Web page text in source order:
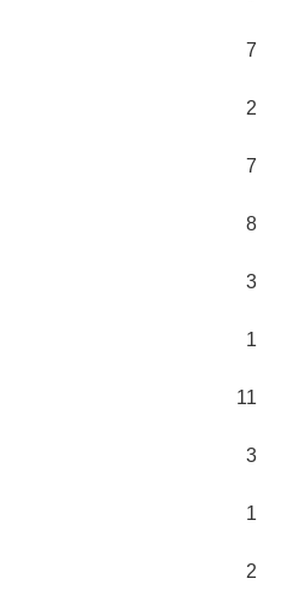
7
2
7
8
3
1
11
3
1
2